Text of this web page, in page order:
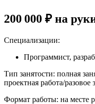
200 000 ₽ на
Специализации:
Программист,
Тип занятости: полная
проектная работа/разовое
Формат работы: на месте